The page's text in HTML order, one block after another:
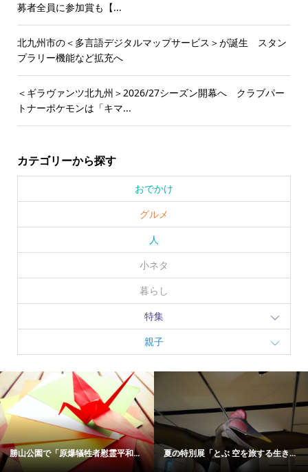
募者全員に参加賞も【...
北九州市の＜多言語デジタルマップサービス＞が誕生 スタン
プラリー機能など拡充へ
＜ギラヴァンツ北九州＞2026/27シーズン開幕へ クラブパー
トナーポケモンは「キマ...
カテゴリーから探す
おでかけ
グルメ
人
小ネタ
暮らし
特集
親子
勝山公園で「原爆犠牲者慰霊平和... 夏の特別展「とぶ 空を旅する生き...